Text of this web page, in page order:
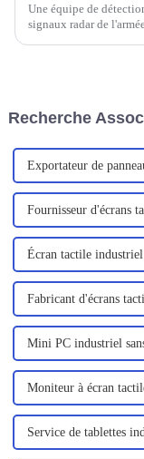
Une équipe de
signaux radar de l'armée
Recherche
Exportateur de
Fournisseur d'écrans
Écran tactile
Fabricant d'écrans
Mini PC industriel
Moniteur à écran
Service de tablettes